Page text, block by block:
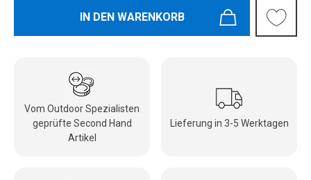
IN DEN WARENKORB
Vom Outdoor Spezialisten
geprüfte Second Hand
Artikel
Lieferung in 3-5 Werktagen